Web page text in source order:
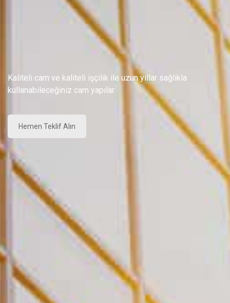
Kaliteli cam ve kaliteli işçilik ile uzun yıllar sağlıkla
kullanabileceğiniz cam yapılar.
Hemen Teklif Alın